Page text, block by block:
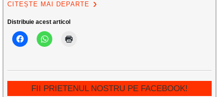
CITEȘTE MAI DEPARTE
Distribuie acest articol
FII PRIETENUL NOSTRU PE FACEBOOK!